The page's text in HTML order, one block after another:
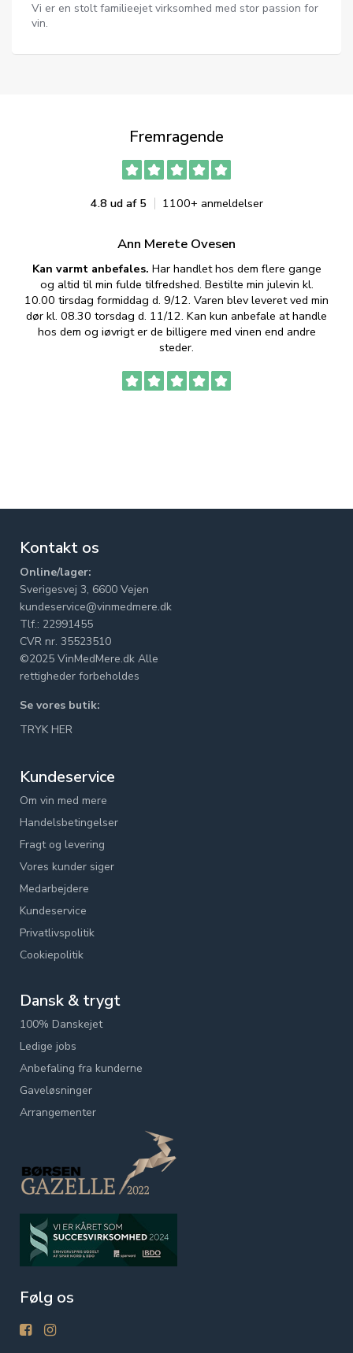
Vi er en stolt familieejet virksomhed med stor passion for
vin.
Fremragende
4.8 ud af 5 1100+ anmeldelser
Ann Merete Ovesen
Kan varmt anbefales. Har handlet hos dem flere gange
og altid til min fulde tilfredshed. Bestilte min julevin kl.
10.00 tirsdag formiddag d. 9/12. Varen blev leveret ved min
dør kl. 08.30 torsdag d. 11/12. Kan kun anbefale at handle
hos dem og iøvrigt er de billigere med vinen end andre
steder.
Kontakt os
Online/lager:
Sverigesvej 3, 6600 Vejen
kundeservice@vinmedmere.dk
Tlf.: 22991455
CVR nr. 35523510
©2025 VinMedMere.dk Alle
rettigheder forbeholdes
Se vores butik:
TRYK HER
Kundeservice
Om vin med mere
Handelsbetingelser
Fragt og levering
Vores kunder siger
Medarbejdere
Kundeservice
Privatlivspolitik
Cookiepolitik
Dansk & trygt
100% Danskejet
Ledige jobs
Anbefaling fra kunderne
Gaveløsninger
Arrangementer
Følg os